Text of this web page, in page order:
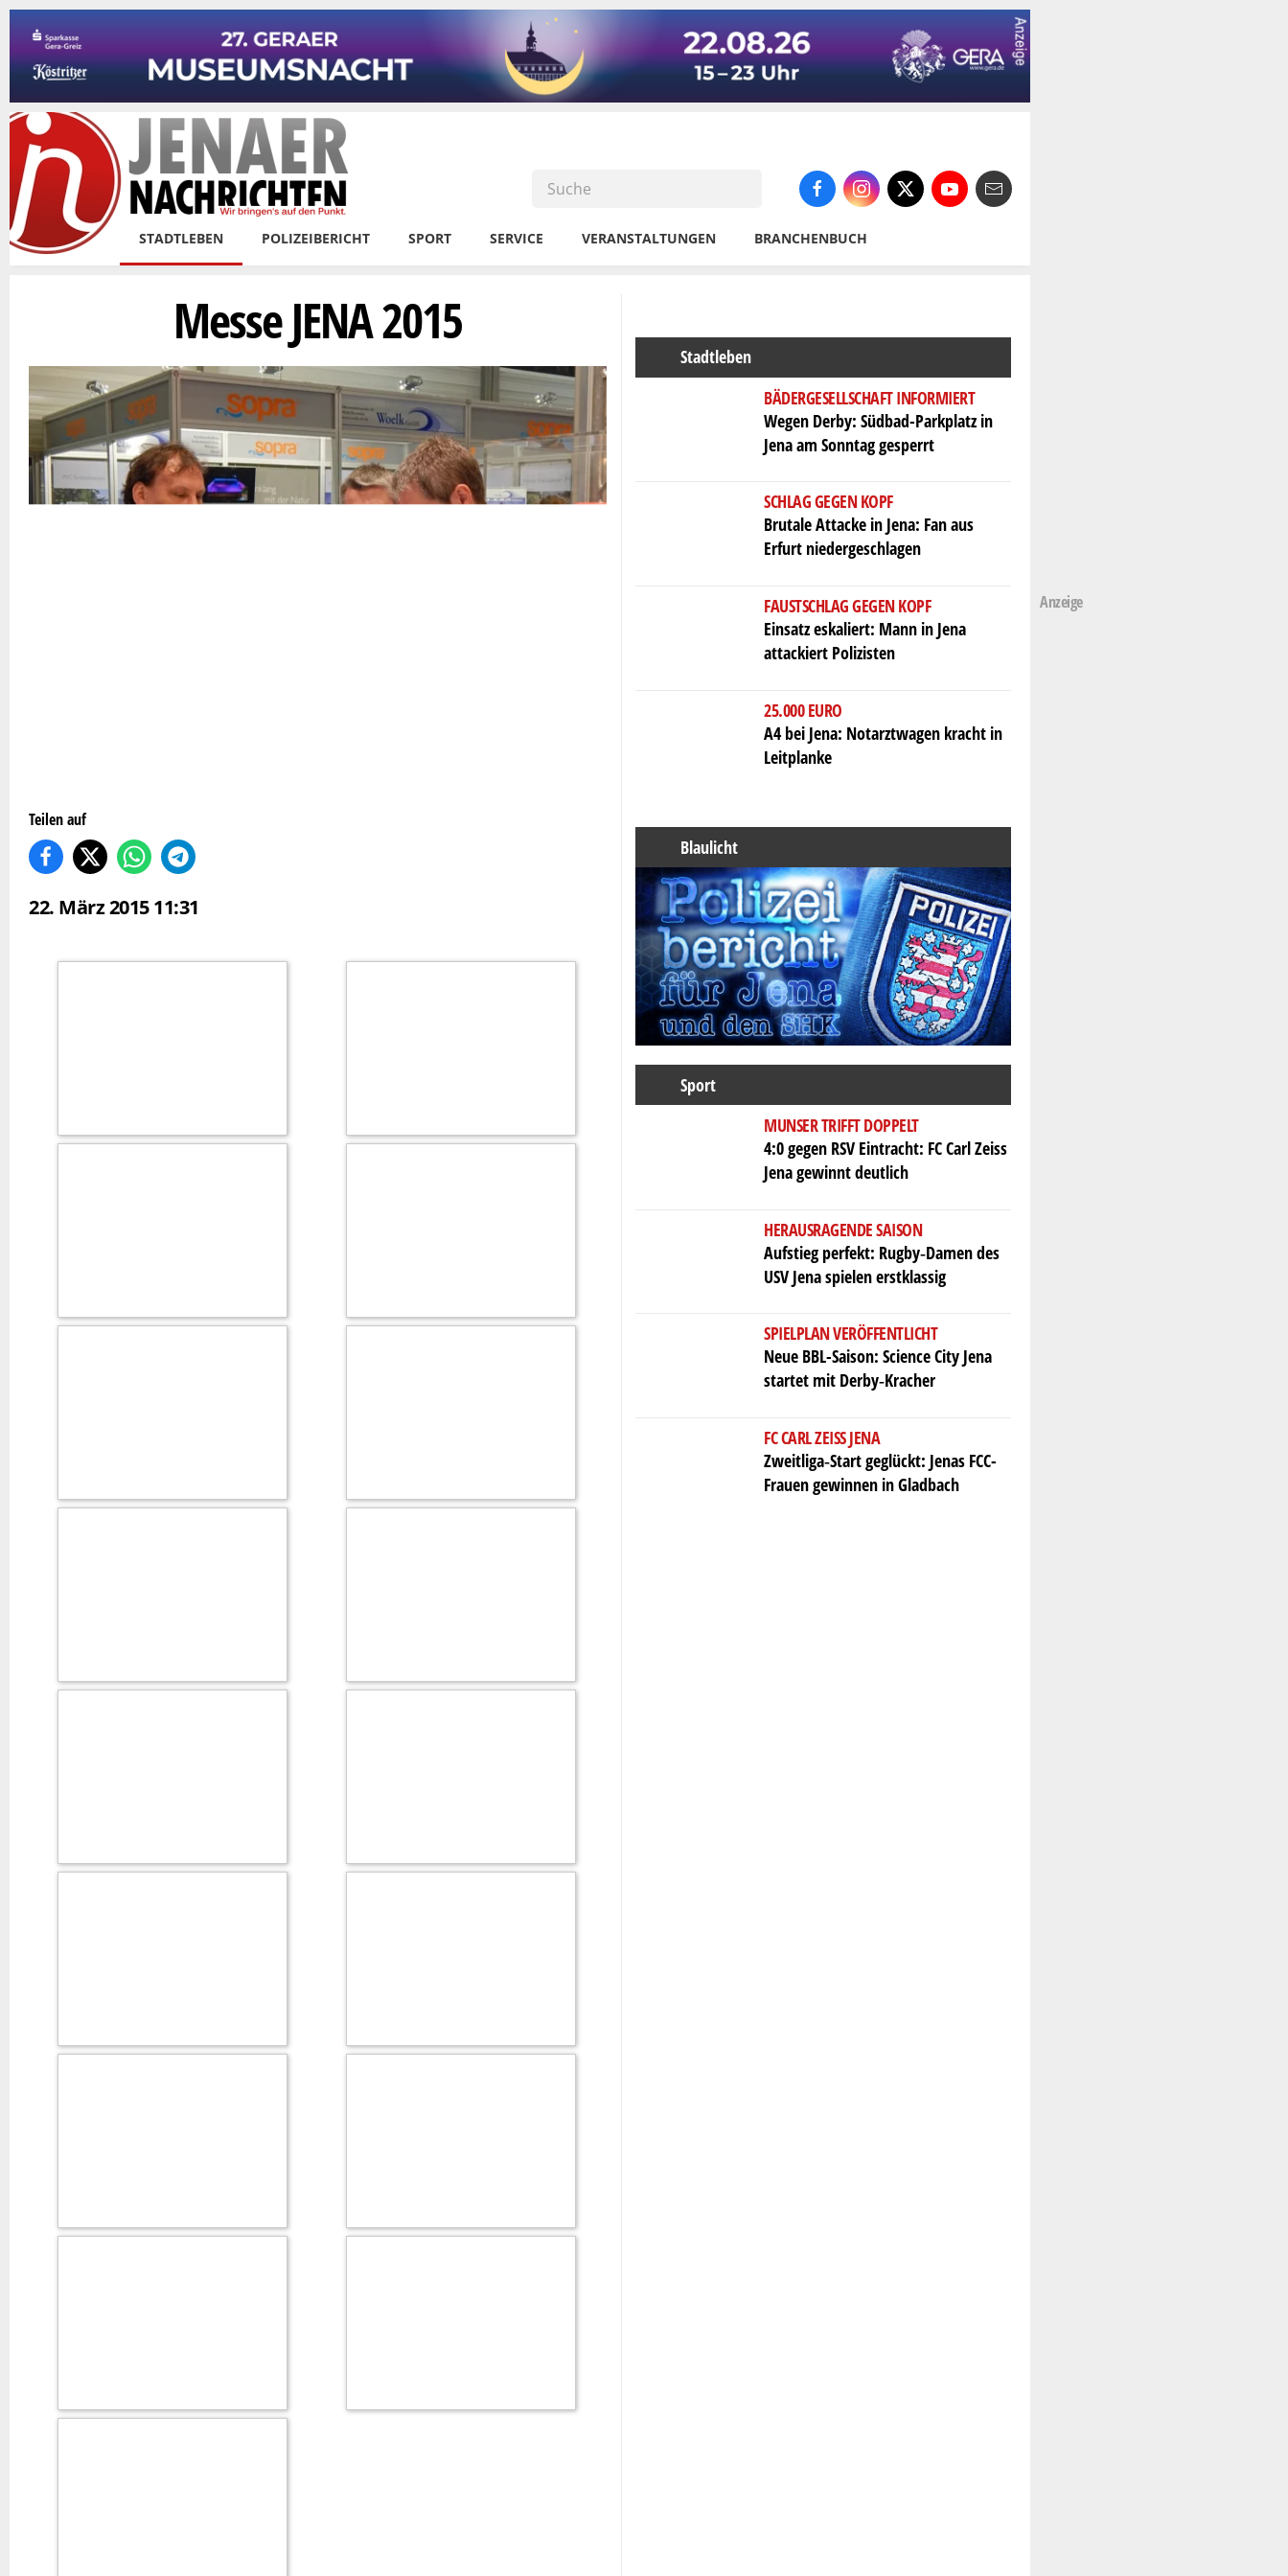
Skip to main content
STADTLEBEN POLIZEIBERICHT SPORT SERVICE VERANSTALTUNGEN BRANCHENBUCH
Messe JENA 2015
Teilen auf
22. März 2015 11:31
Stadtleben
BÄDERGESELLSCHAFT INFORMIERT
Wegen Derby: Südbad-Parkplatz in
Jena am Sonntag gesperrt
SCHLAG GEGEN KOPF
Brutale Attacke in Jena: Fan aus
Erfurt niedergeschlagen
FAUSTSCHLAG GEGEN KOPF
Einsatz eskaliert: Mann in Jena
attackiert Polizisten
25.000 EURO
A4 bei Jena: Notarztwagen kracht in
Leitplanke
Blaulicht
Sport
MUNSER TRIFFT DOPPELT
4:0 gegen RSV Eintracht: FC Carl Zeiss
Jena gewinnt deutlich
HERAUSRAGENDE SAISON
Aufstieg perfekt: Rugby‑Damen des
USV Jena spielen erstklassig
SPIELPLAN VERÖFFENTLICHT
Neue BBL-Saison: Science City Jena
startet mit Derby‑Kracher
FC CARL ZEISS JENA
Zweitliga‑Start geglückt: Jenas FCC-
Frauen gewinnen in Gladbach
Anzeige